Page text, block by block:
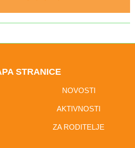
STRANICE
NOVOSTI
AKTIVNOSTI
ZA RODITELJE